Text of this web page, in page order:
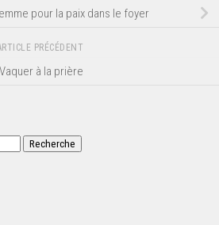
pour la paix dans le foyer
PRÉCÉDENT
Vaquer à la prière
Recherche